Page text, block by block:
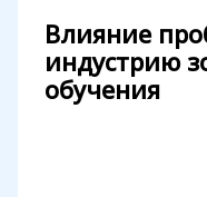
Влияние
индустрию
обучения